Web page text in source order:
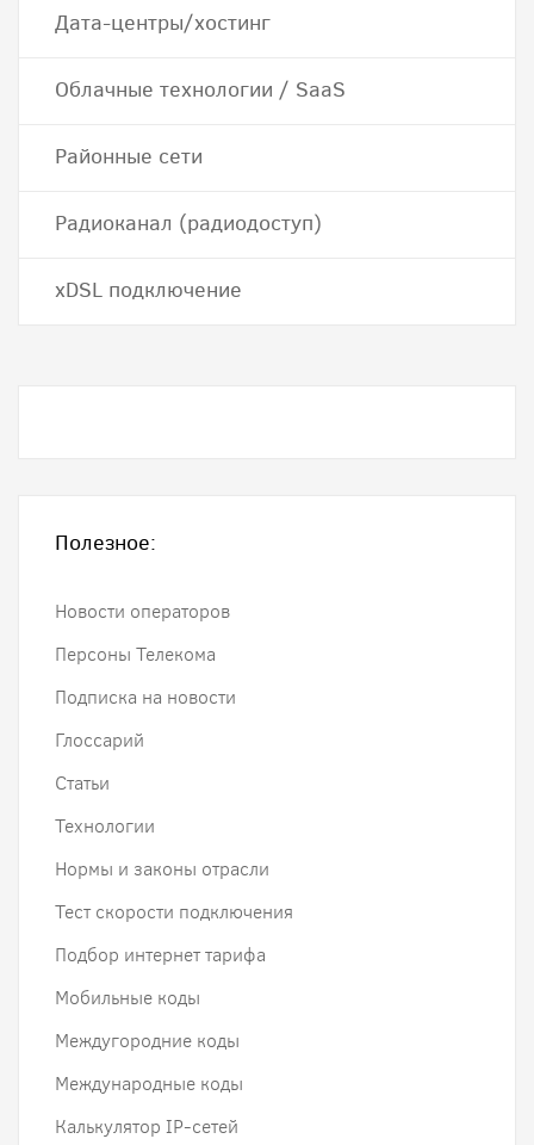
Дата-центры/хостинг
Облачные технологии / SaaS
Районные сети
Радиоканал (радиодоступ)
хDSL подключение
Полезное:
Новости операторов
Персоны Телекома
Подписка на новости
Глоссарий
Статьи
Технологии
Нормы и законы отрасли
Тест скорости подключения
Подбор интернет тарифа
Мобильные коды
Междугородние коды
Международные коды
Калькулятор IP-сетей